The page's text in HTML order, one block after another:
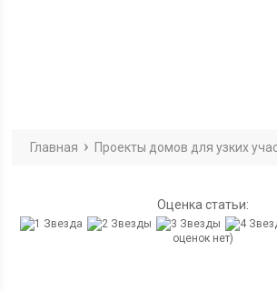
Главная Проекты домов для узких
Оценка статьи:
оценок нет)